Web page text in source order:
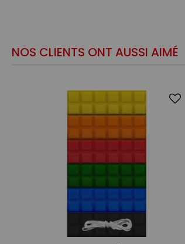
NOS CLIENTS ONT AUSSI AIMÉ